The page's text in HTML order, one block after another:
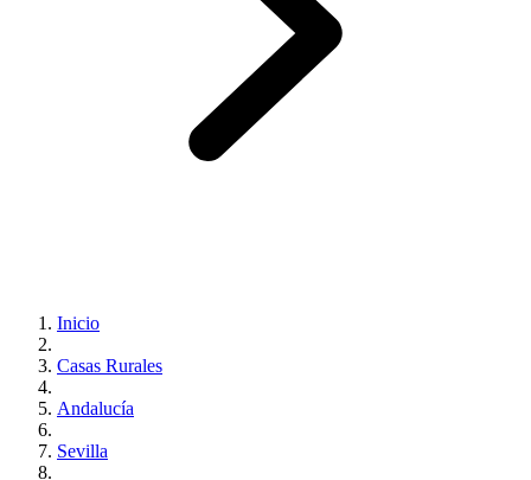
Inicio
Casas Rurales
Andalucía
Sevilla